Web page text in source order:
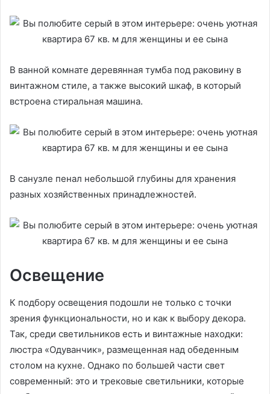
В ванной комнате деревянная тумба под раковину в
винтажном стиле, а также высокий шкаф, в который
встроена стиральная машина.
В санузле пенал небольшой глубины для хранения
разных хозяйственных принадлежностей.
Освещение
К подбору освещения подошли не только с точки
зрения функциональности, но и как к выбору декора.
Так, среди светильников есть и винтажные находки:
люстра «Одуванчик», размещенная над обеденным
столом на кухне. Однако по большей части свет
современный: это и трековые светильники, которые